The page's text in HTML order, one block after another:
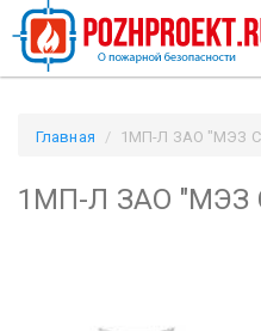
Главная 1МП-Л ЗАО "МЭЗ
1МП-Л ЗАО "МЭЗ